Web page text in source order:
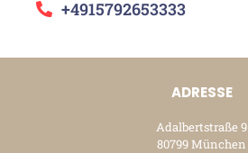
+4915792653333
ADRESSE
Adalbertstraße 9
80799 München